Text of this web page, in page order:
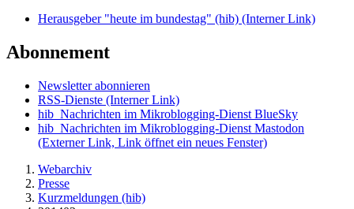
Herausgeber "heute im bundestag" (hib) (Interner Link)
Abonnement
Newsletter abonnieren
RSS-Dienste (Interner Link)
hib_Nachrichten im Mikroblogging-Dienst BlueSky
hib_Nachrichten im Mikroblogging-Dienst Mastodon
(Externer Link, Link öffnet ein neues Fenster)
Webarchiv
Presse
Kurzmeldungen (hib)